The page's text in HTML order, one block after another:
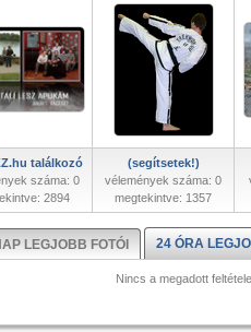
találkozó
száma: 0
2894
(segítsetek!)
vélemények száma: 0
megtekintve: 1357
LEGJOBB FOTÓI 24 ÓRA
Nincs a megadott